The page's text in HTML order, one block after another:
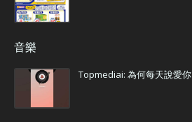
音樂
Topmediai: 為何每天說愛你